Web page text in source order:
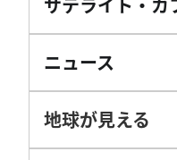
ニュース
地球が見える